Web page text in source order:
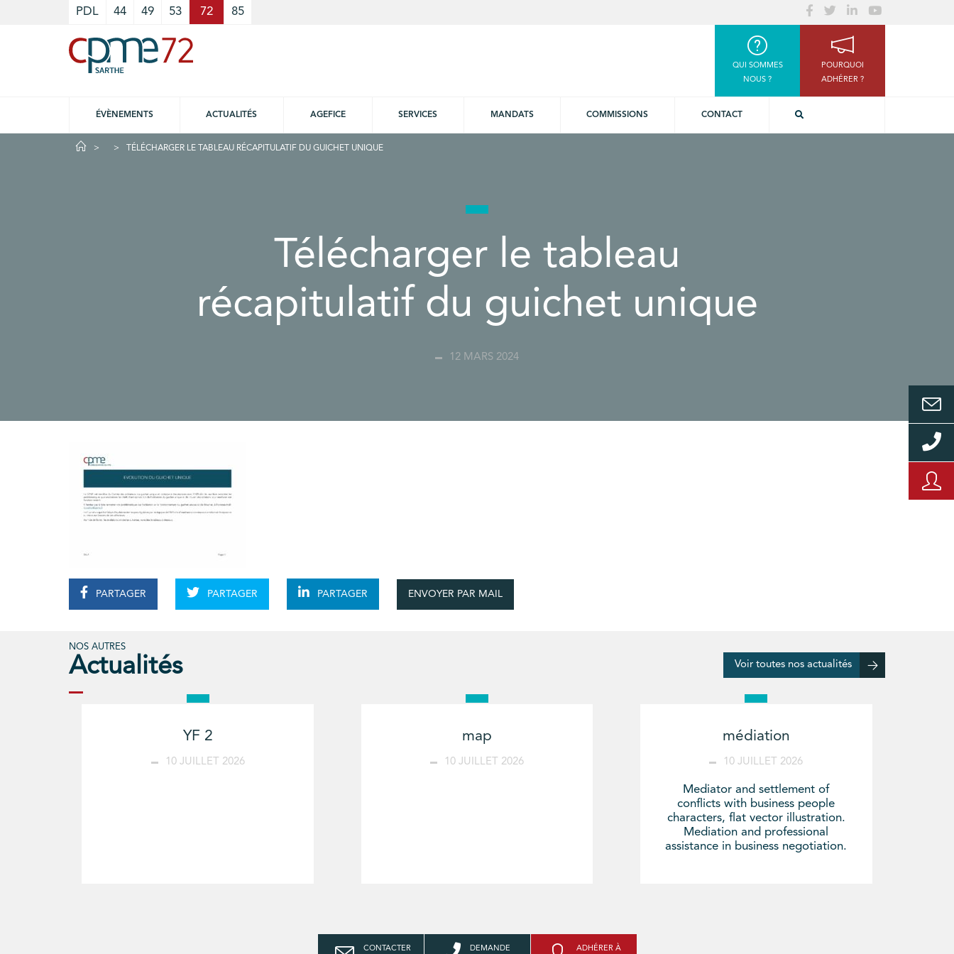
PDL 44 49 53 72 85
QUI SOMMES
NOUS ?
POURQUOI
ADHÉRER ?
ÉVÈNEMENTS ACTUALITÉS AGEFICE SERVICES MANDATS COMMISSIONS CONTACT
TÉLÉCHARGER LE TABLEAU RÉCAPITULATIF DU GUICHET UNIQUE
Télécharger le tableau
récapitulatif du guichet unique
12 MARS 2024
PARTAGER PARTAGER PARTAGER ENVOYER PAR MAIL
NOS AUTRES
Actualités Voir toutes nos actualités
YF 2
10 JUILLET 2026
map
10 JUILLET 2026
médiation
10 JUILLET 2026
Mediator and settlement of
conflicts with business people
characters, flat vector illustration.
Mediation and professional
assistance in business negotiation.
CONTACTER DEMANDE ADHÉRER À
Cookies management panel